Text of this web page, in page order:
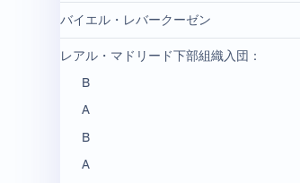
バイエル・レバークーゼン
レアル・マドリード下部組織入団：
B
A
B
A